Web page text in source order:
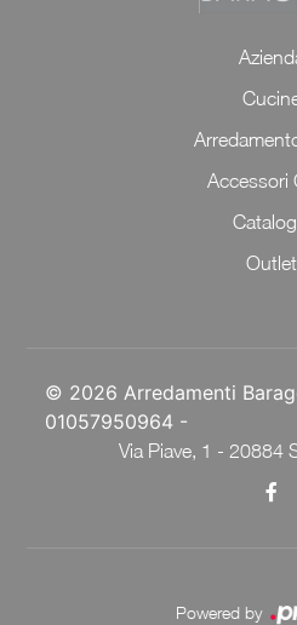
Accessori
Outlet
© 2026 Arredamenti
01057950964 -
Via Piave, 1 - 20884
Powered by